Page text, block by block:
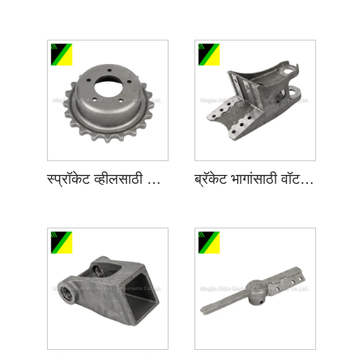
स्प्रॉकेट व्हीलसाठी वॉटर ग्लास इन्व्हेस्टमेंट कास्टिंग ब्रॅकेट भागांसाठी वॉटर ग्लास इन्व्हेस्टमेंट कास्टिंग